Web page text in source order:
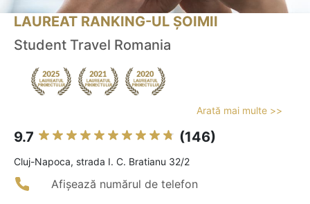
LAUREAT RANKING-UL ȘOIMII
Student Travel Romania
Arată mai multe >>
9.7 (146)
Cluj-Napoca, strada I. C. Bratianu 32/2
Afișează numărul de telefon